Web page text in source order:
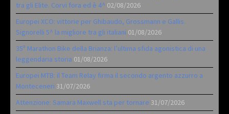
tra gli Elite. Corvi fora ed è 4^ 02/08/2026
Europei XCO: vittorie per Ghibaudo, Grossmann e Gallis.
Signorelli 5^ la migliore tra gli italiani 01/08/2026
35ª Marathon Bike della Brianza: l’ultima sfida agonistica di una
leggendaria storia 01/08/2026
Europei MTB: il Team Relay firma il secondo argento azzurro a
Monteceneri 31/07/2026
Attenzione: Samara Maxwell sta per tornare 31/07/2026